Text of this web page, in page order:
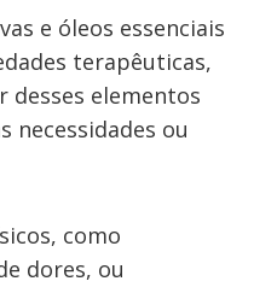
e óleos essenciais
terapêuticas,
desses elementos
necessidades ou
como
dores, ou